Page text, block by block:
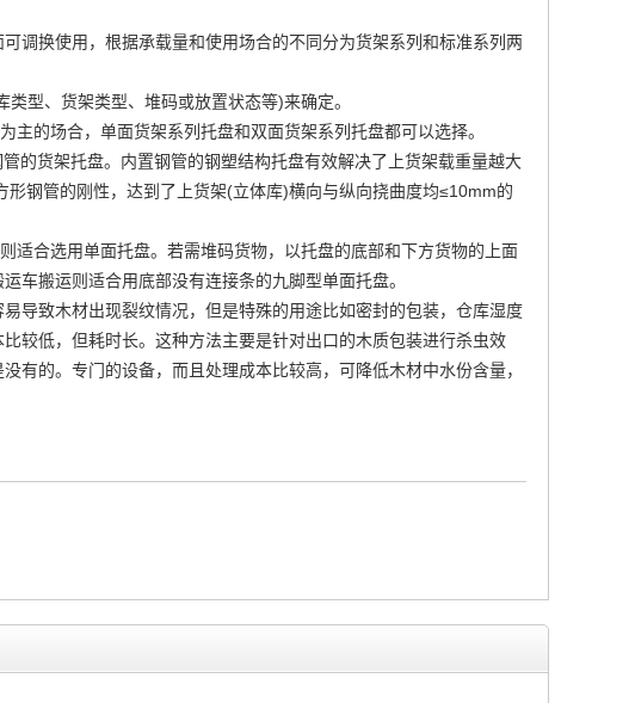
调换使用，根据承载量和使用场合的不同分为货架系列和标准系列两
型、货架类型、堆码或放置状态等)来确定。
的场合，单面货架系列托盘和双面货架系列托盘都可以选择。
的货架托盘。内置钢管的钢塑结构托盘有效解决了上货架载重量越大
钢管的刚性，达到了上货架(立体库)横向与纵向挠曲度均≤10mm的
合选用单面托盘。若需堆码货物，以托盘的底部和下方货物的上面
车搬运则适合用底部没有连接条的九脚型单面托盘。
导致木材出现裂纹情况，但是特殊的用途比如密封的包装，仓库湿度
较低，但耗时长。这种方法主要是针对出口的木质包装进行杀虫效
有的。专门的设备，而且处理成本比较高，可降低木材中水份含量，